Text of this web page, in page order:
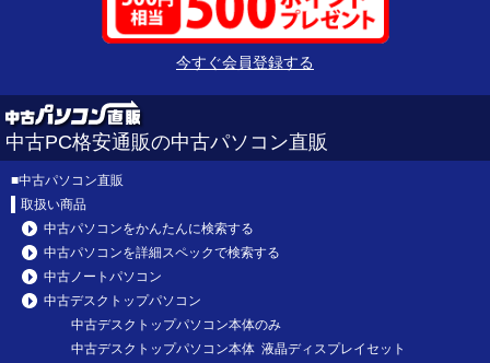
今すぐ会員登録する
中古PC格安通販の中古パソコン直販
■中古パソコン直販
取扱い商品
中古パソコンをかんたんに検索する
中古パソコンを詳細スペックで検索する
中古ノートパソコン
中古デスクトップパソコン
中古デスクトップパソコン本体のみ
中古デスクトップパソコン本体 液晶ディスプレイセット